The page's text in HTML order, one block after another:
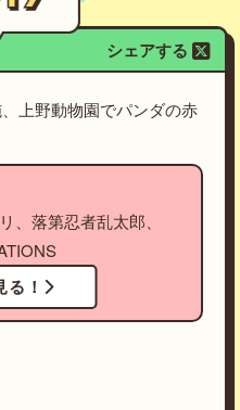
シェアする
上野動物園でパンダの赤
、落第忍者乱太郎、
る！